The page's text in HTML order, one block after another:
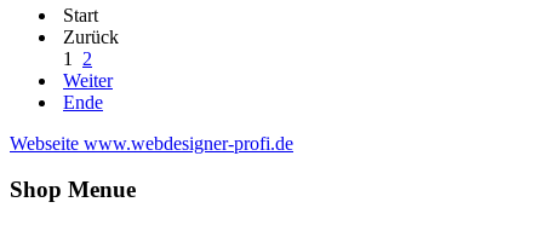
Start
Zurück
1
2
Weiter
Ende
Webseite www.webdesigner-profi.de
Shop Menue